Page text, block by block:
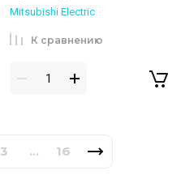
Mitsubishi Electric
К сравнению
3 ... 16